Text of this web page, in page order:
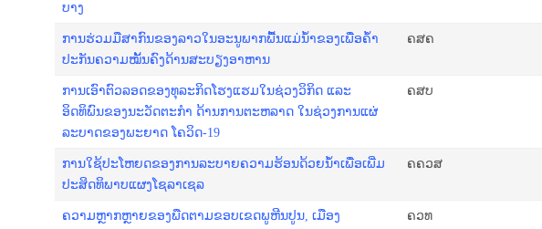
ບາງ
ການ​ຮ່ວມ​ມື​ສາ​ກົນ​ຂອງ​ລາວ​ໃນ​ອະ​ນູ​ພາກ​ພື້ນ​ແມ່​ນ້ຳ​​ຂອງ​ເພື່ອ​ຄ້ຳ​
ປະ​ກັນ​ຄວາມ​ໝັ້ນ​ຄົງ​ດ້ານ​ສະ​ບຽງ​ອາ​ຫານ
ຄສຄ
ການເອົາຕົວລອດຂອງທຸລະກິດໂຮງແຮມໃນຊ່ວງວິກິດ ແລະ
ອິດທິພົນຂອງນະວັດຕະກຳ ດ້ານການຕະຫລາດ ໃນຊ່ວງການແຜ່
ລະບາດຂອງພະຍາດ ໂຄວິດ-19
ຄສບ
ການ​ໃຊ້​ປະ​ໂຫຍດ​ຂອງ​ການ​ລະ​ບາຍ​ຄວາມ​ຮ້ອນ​ດ້ວຍ​ນ​້ຳ​ເພື່ອ​ເພີ່ມ​
ປະ​ສິດ​ທິ​ພາບ​ແຜງ​​ໂຊ​ລາ​ເຊ​ລ
ຄຄ​ວ​ສ
ຄວາມຫຼາກຫຼາຍຂອງພືດຕາມຂອບເຂດພູຫີນປູນ, ເມືອງ
ຄວທ